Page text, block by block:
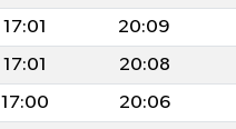
17:01 20:09
17:01 20:08
17:00 20:06